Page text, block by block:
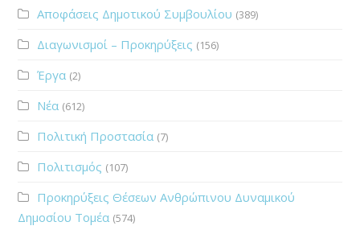
Αποφάσεις Δημοτικού Συμβουλίου (389)
Διαγωνισμοί – Προκηρύξεις (156)
Έργα (2)
Νέα (612)
Πολιτική Προστασία (7)
Πολιτισμός (107)
Προκηρύξεις Θέσεων Ανθρώπινου Δυναμικού
Δημοσίου Τομέα (574)